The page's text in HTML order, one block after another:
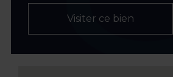
Visiter ce bien